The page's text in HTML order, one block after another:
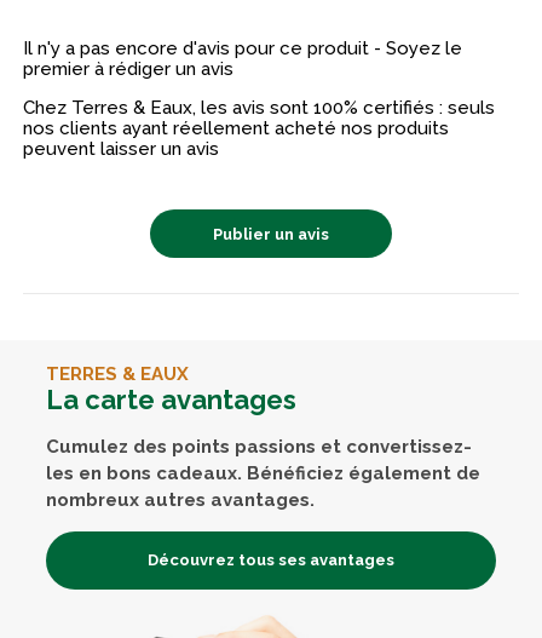
Il n'y a pas encore d'avis pour ce produit - Soyez le
premier à rédiger un avis
Chez Terres & Eaux, les avis sont 100% certifiés : seuls
nos clients ayant réellement acheté nos produits
peuvent laisser un avis
Publier un avis
TERRES & EAUX
La carte avantages
Cumulez des points passions et convertissez-
les en bons cadeaux. Bénéficiez également de
nombreux autres avantages.
Découvrez tous ses avantages